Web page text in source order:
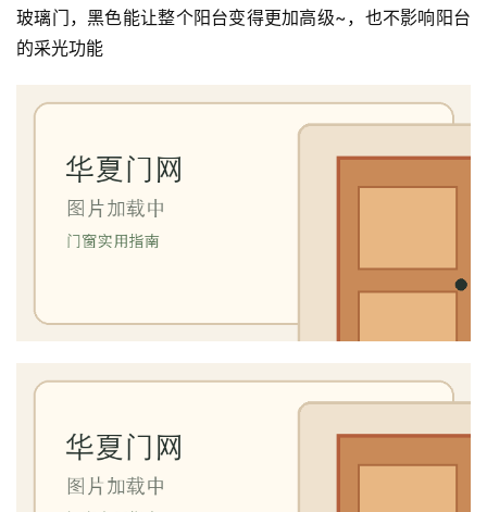
玻璃门，黑色能让整个阳台变得更加高级~，也不影响阳台
的采光功能